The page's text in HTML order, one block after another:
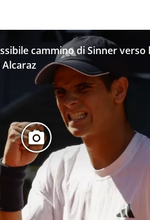
cammino di Sinner verso